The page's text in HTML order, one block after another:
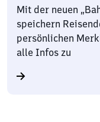
Mit der neuen
speichern
persönlichen
alle Infos zu